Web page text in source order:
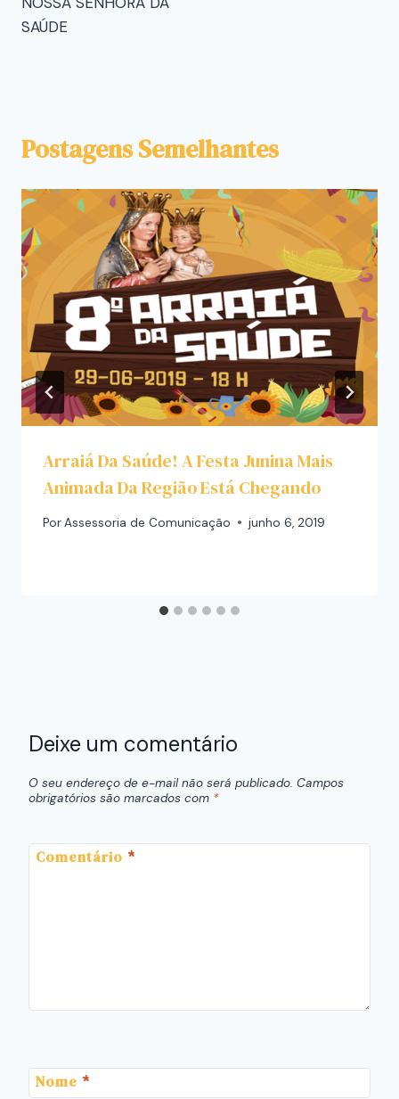
SAÚDE
Postagens Semelhantes
Arraiá Da Saúde! A Festa Junina Mais
Animada Da Região Está Chegando
PorAssessoria de Comunicação junho 6, 2019
Deixe um comentário
O seu endereço de e-mail não será publicado. Campos
obrigatórios são marcados com *
Comentário *
Nome *